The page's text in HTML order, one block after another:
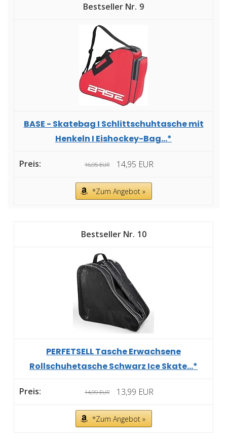
9
BASE - Skatebag I Schlittschuhtasche mit
Henkeln I Eishockey-Bag...*
16,95 EUR 14,95 EUR
*Zum Angebot »
10
PERFETSELL Tasche Erwachsene
Rollschuhetasche Schwarz Ice Skate...*
14,99 EUR 13,99 EUR
*Zum Angebot »